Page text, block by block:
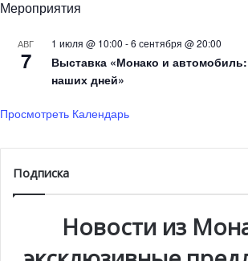
присутствии князя Монако Альбера II, а
спасению человеческих жизней и
карьеры. Кроме представителей
Серж Телль.
Мероприятия
АВГ
7
1 июля @ 10:00 -6 сентября @ 20:00
Выставка «Монако и автомобиль:
наших дней»
Просмотреть Календарь
Подписка
Новости из